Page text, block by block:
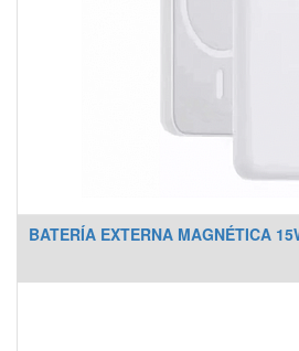
BATERÍA EXTERNA MAGNÉTICA